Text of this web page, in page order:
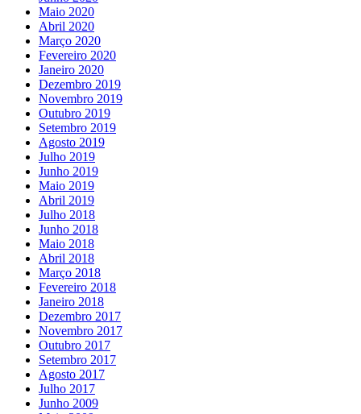
Maio 2020
Abril 2020
Março 2020
Fevereiro 2020
Janeiro 2020
Dezembro 2019
Novembro 2019
Outubro 2019
Setembro 2019
Agosto 2019
Julho 2019
Junho 2019
Maio 2019
Abril 2019
Julho 2018
Junho 2018
Maio 2018
Abril 2018
Março 2018
Fevereiro 2018
Janeiro 2018
Dezembro 2017
Novembro 2017
Outubro 2017
Setembro 2017
Agosto 2017
Julho 2017
Junho 2009